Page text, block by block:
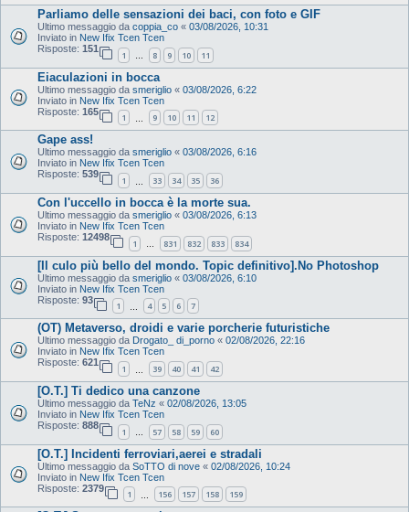
Parliamo delle sensazioni dei baci, con foto e GIF
Ultimo messaggio da coppia_co « 03/08/2026, 10:31
Inviato in New Ifix Tcen Tcen
Risposte: 151
1 … 8 9 10 11
Eiaculazioni in bocca
Ultimo messaggio da smeriglio « 03/08/2026, 6:22
Inviato in New Ifix Tcen Tcen
Risposte: 165
1 9 10 11 12
Gape ass!
Ultimo messaggio da smeriglio « 03/08/2026, 6:16
Inviato in New Ifix Tcen Tcen
Risposte: 539
1 33 34 35 36
Con l'uccello in bocca è la morte sua.
Ultimo messaggio da smeriglio « 03/08/2026, 6:13
Inviato in New Ifix Tcen Tcen
Risposte: 12498
1 … 831 832 833 834
[Il culo più bello del mondo. Topic definitivo].No Photoshop
Ultimo messaggio da smeriglio « 03/08/2026, 6:10
Inviato in New Ifix Tcen Tcen
Risposte: 93
1 4 5 6 7
(OT) Metaverso, droidi e varie porcherie futuristiche
Ultimo messaggio da Drogato_ di_porno « 02/08/2026, 22:16
Inviato in New Ifix Tcen Tcen
Risposte: 621
1 39 40 41 42
[O.T.] Ti dedico una canzone
Ultimo messaggio da TeNz « 02/08/2026, 13:05
Inviato in New Ifix Tcen Tcen
Risposte: 888
1 … 57 58 59 60
[O.T.] Incidenti ferroviari,aerei e stradali
Ultimo messaggio da SoTTO di nove « 02/08/2026, 10:24
Inviato in New Ifix Tcen Tcen
Risposte: 2379
1 156 157 158 159